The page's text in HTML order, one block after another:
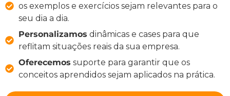
os exemplos e exercícios sejam relevantes para o
seu dia a dia.
Personalizamos dinâmicas e cases para que
reflitam situações reais da sua empresa.
Oferecemos suporte para garantir que os
conceitos aprendidos sejam aplicados na prática.